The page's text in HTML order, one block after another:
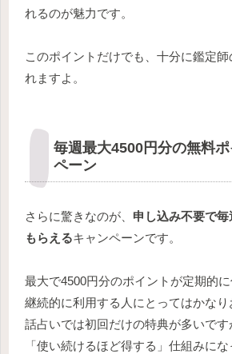
れるのが魅力です。
このポイントだけでも、十分に鑑定
れますよ。
毎週最大4500円分の無料
ペーン
さらに驚きなのが、 申し込み不要で
もらえるキャンペーンです。
最大で4500円分のポイントが定期的に
継続的に利用する人にとってはかな
話占いでは初回だけの特典が多いで
「使い続けるほど得する」仕組みにな